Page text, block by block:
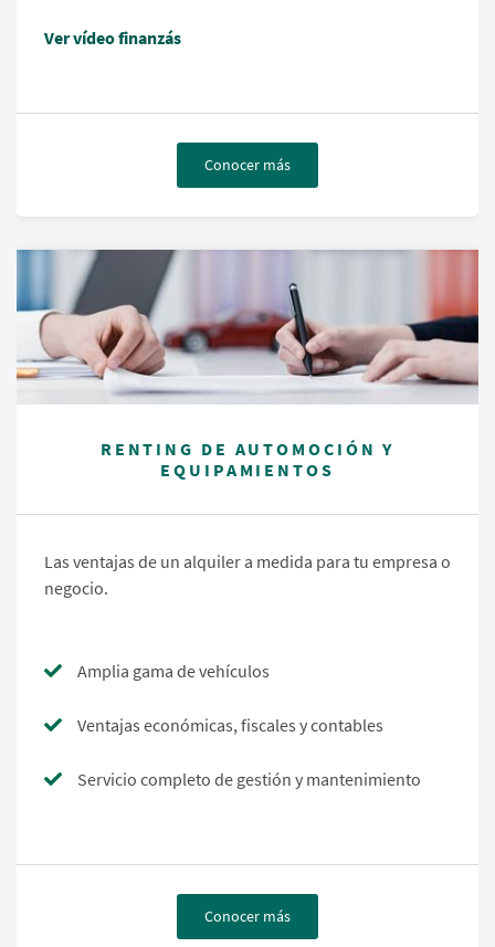
Ver vídeo finanzás
Conocer más
RENTING DE AUTOMOCIÓN Y
EQUIPAMIENTOS
Las ventajas de un alquiler a medida para tu empresa o
negocio.
Amplia gama de vehículos
Ventajas económicas, fiscales y contables
Servicio completo de gestión y mantenimiento
Conocer más